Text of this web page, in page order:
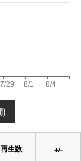
)
再生数 +/-